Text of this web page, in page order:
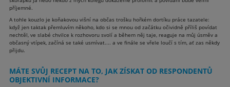
příjemné.
A tohle kouzlo je koňakovou višní na občas trošku hořkém dortíku práce tazatele:
když jen taktak přemluvím někoho, kdo si se mnou od začátku očividně příliš povídat
nechtěl, ve slabé chvilce k rozhovoru svolí a během něj taje, reaguje na můj úsměv a
občasný vtípek, začíná se také usmívat.... a ve finále se vřele loučí s tím, ať zas někdy
přijdu.
MÁTE SVŮJ RECEPT NA TO, JAK ZÍSKAT OD RESPONDENTŮ
OBJEKTIVNÍ INFORMACE?